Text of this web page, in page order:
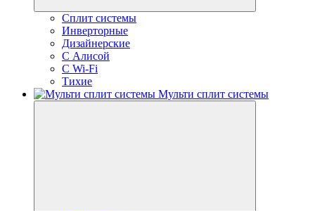
Сплит системы
Инверторные
Дизайнерские
С Алисой
C Wi-Fi
Тихие
Мульти сплит системы